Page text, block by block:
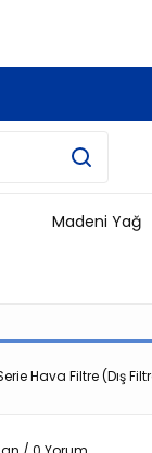
Madeni Yağ
Hava Filtre (Dış